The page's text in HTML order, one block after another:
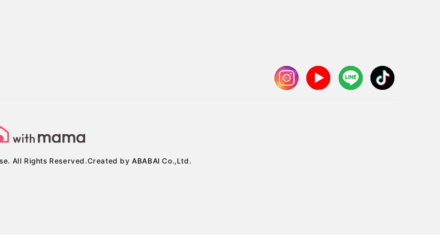
All Rights Reserved.Created byABABAI Co.,Ltd.